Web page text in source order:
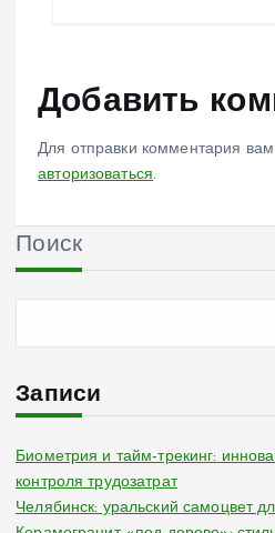
Добавить
Для отправки комментария
авторизоваться.
Поиск
Записи
Биометрия и тайм-трекинг:
контроля трудозатрат
Челябинск: уральский самоцвет